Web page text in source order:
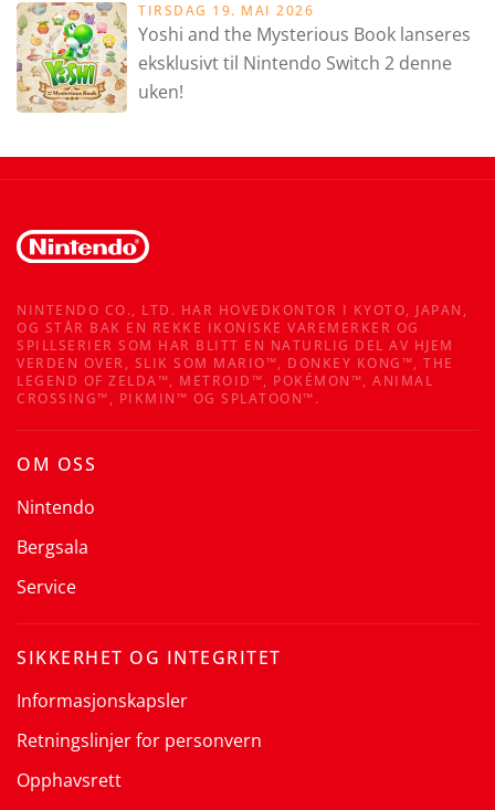
TIRSDAG 19. MAI 2026
Yoshi and the Mysterious Book lanseres
eksklusivt til Nintendo Switch 2 denne
uken!
NINTENDO CO., LTD. HAR HOVEDKONTOR I KYOTO, JAPAN,
OG STÅR BAK EN REKKE IKONISKE VAREMERKER OG
SPILLSERIER SOM HAR BLITT EN NATURLIG DEL AV HJEM
VERDEN OVER, SLIK SOM MARIO™, DONKEY KONG™, THE
LEGEND OF ZELDA™, METROID™, POKÉMON™, ANIMAL
CROSSING™, PIKMIN™ OG SPLATOON™.
OM OSS
Nintendo
Bergsala
Service
SIKKERHET OG INTEGRITET
Informasjonskapsler
Retningslinjer for personvern
Opphavsrett